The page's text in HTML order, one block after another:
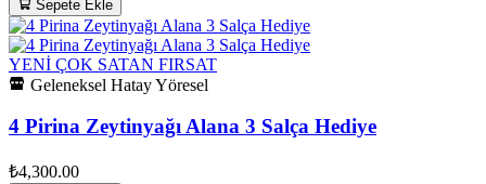
Sepete Ekle
YENİ ÇOK SATAN FIRSAT
Geleneksel Hatay Yöresel
4 Pirina Zeytinyağı Alana 3 Salça Hediye
₺4,300.00